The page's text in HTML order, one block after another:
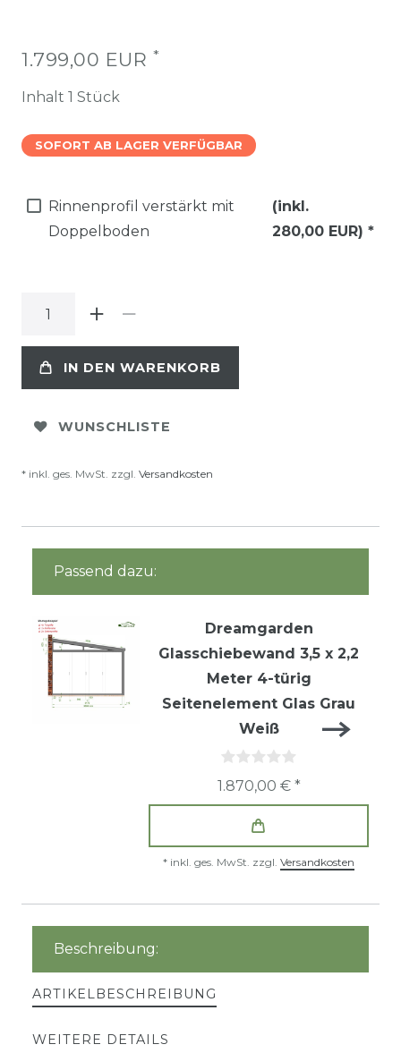
1.799,00 EUR *
Inhalt 1 Stück
SOFORT AB LAGER VERFÜGBAR
Rinnenprofil verstärkt mit
Doppelboden
(inkl.
280,00 EUR) *
IN DEN WARENKORB
WUNSCHLISTE
* inkl. ges. MwSt. zzgl. Versandkosten
Passend dazu:
Dreamgarden
Glasschiebewand 3,5 x 2,2
Meter 4-türig
Seitenelement Glas Grau
Weiß
1.870,00 € *
* inkl. ges. MwSt. zzgl. Versandkosten
Beschreibung:
ARTIKELBESCHREIBUNG
WEITERE DETAILS